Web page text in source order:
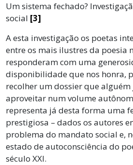
Um sistema fechado?
social [3]
A esta investigação os poetas
entre os mais ilustres da poesia
responderam com uma
disponibilidade que nos honra,
recolher um dossier que
aproveitar num volume
representa já desta forma uma
prestigiosa – dados os autores
problema do mandato social e,
estado de autoconsciência do
século XXI.